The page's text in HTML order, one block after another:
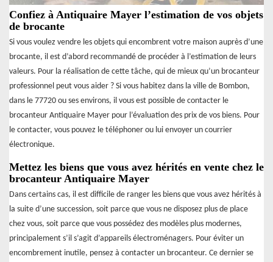
Confiez à Antiquaire Mayer l’estimation de vos objets
de brocante
Si vous voulez vendre les objets qui encombrent votre maison auprès d’une
brocante, il est d’abord recommandé de procéder à l’estimation de leurs
valeurs. Pour la réalisation de cette tâche, qui de mieux qu’un brocanteur
professionnel peut vous aider ? Si vous habitez dans la ville de Bombon,
dans le 77720 ou ses environs, il vous est possible de contacter le
brocanteur Antiquaire Mayer pour l’évaluation des prix de vos biens. Pour
le contacter, vous pouvez le téléphoner ou lui envoyer un courrier
électronique.
Mettez les biens que vous avez hérités en vente chez le
brocanteur Antiquaire Mayer
Dans certains cas, il est difficile de ranger les biens que vous avez hérités à
la suite d’une succession, soit parce que vous ne disposez plus de place
chez vous, soit parce que vous possédez des modèles plus modernes,
principalement s’il s’agit d’appareils électroménagers. Pour éviter un
encombrement inutile, pensez à contacter un brocanteur. Ce dernier se